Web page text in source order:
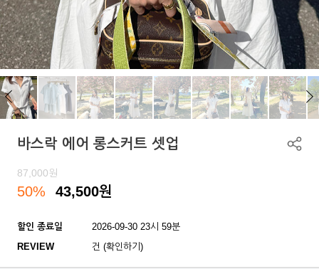
바스락 에어 롱스커트 셋업
87,000원
50% 43,500원
할인 종료일
2026-09-30 23시 59분
REVIEW
건 (확인하기)